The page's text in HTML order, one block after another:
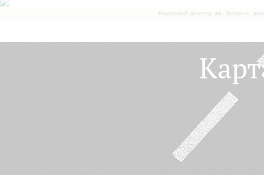
Камерный оркестр им. Эстрина,